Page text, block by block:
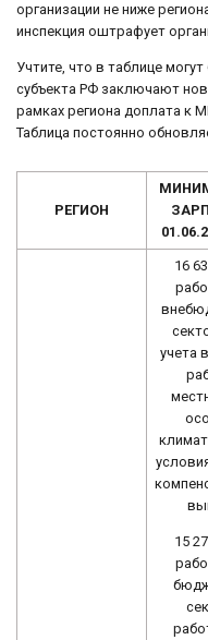
организации не ниже
инспекция оштрафует
Учтите, что в таблице
субъекта РФ заключают
рамках региона доплата к
Таблица постоянно
РЕГИОН
16
учета
15